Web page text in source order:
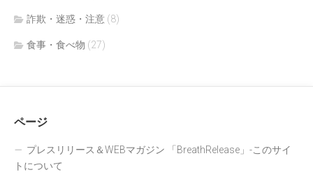
詐欺・迷惑・注意 (8)
食事・食べ物 (27)
ページ
プレスリリース＆WEBマガジン 「BreathRelease」-このサイ
トについて